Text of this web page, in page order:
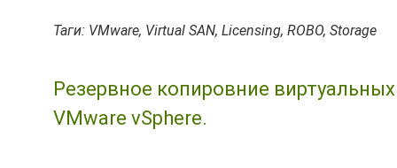
Таги: VMware, Virtual SAN, Licensing, ROBO, Storage
Резервное копировние
VMware vSphere.